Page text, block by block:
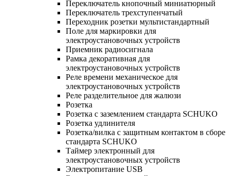
Переключатель кнопочный миниатюрный
Переключатель трехступенчатый
Переходник розетки мультистандартный
Поле для маркировки для
электроустановочных устройств
Приемник радиосигнала
Рамка декоративная для
электроустановочных устройств
Реле времени механическое для
электроустановочных устройств
Реле разделительное для жалюзи
Розетка
Розетка с заземлением стандарта SCHUKO
Розетка удлинителя
Розетка/вилка с защитным контактом в сборе
стандарта SCHUKO
Таймер электронный для
электроустановочных устройств
Электропитание USB